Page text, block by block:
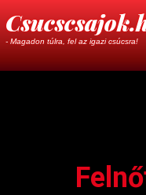
- Magadon túlra, fel az igazi csúcsra!